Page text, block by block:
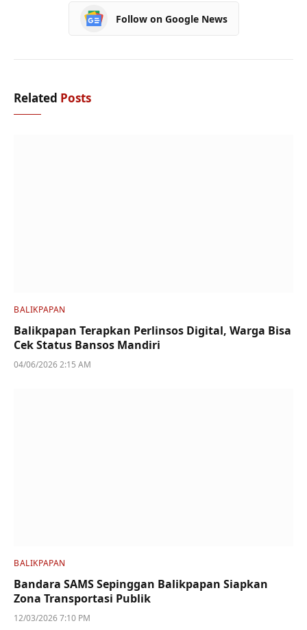
Follow on Google News
Related Posts
BALIKPAPAN
Balikpapan Terapkan Perlinsos Digital, Warga Bisa
Cek Status Bansos Mandiri
04/06/2026 2:15 AM
BALIKPAPAN
Bandara SAMS Sepinggan Balikpapan Siapkan
Zona Transportasi Publik
12/03/2026 7:10 PM